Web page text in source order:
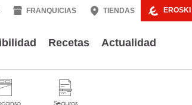
FRANQUICIAS TIENDAS
Recetas Actualidad